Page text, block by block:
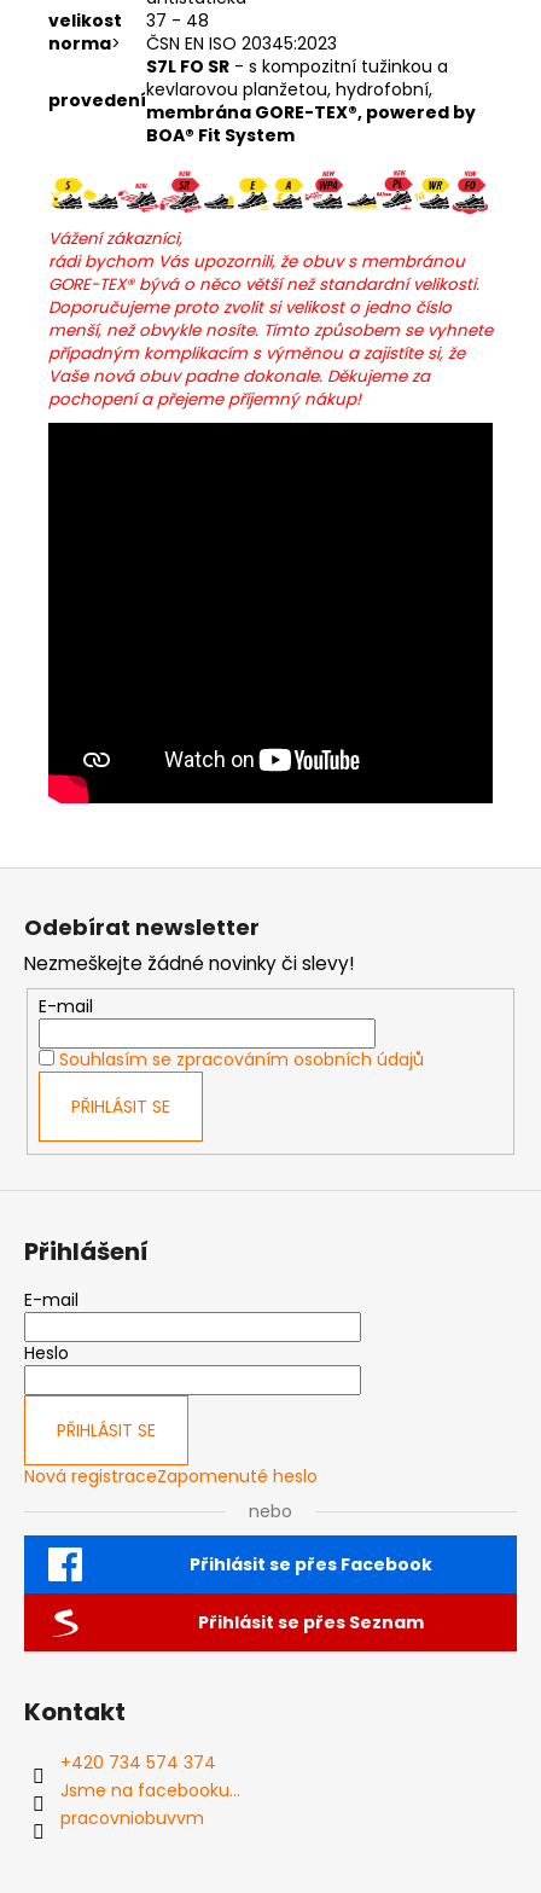
velikost
37 - 48
norma> ČSN EN ISO 20345:2023
provedení
S7L FO SR - s kompozitní tužinkou a
kevlarovou planžetou, hydrofobní,
membrána GORE-TEX®, powered by
BOA® Fit System
Vážení zákazníci,
rádi bychom Vás upozornili, že obuv s membránou
GORE-TEX® bývá o něco větší než standardní velikosti.
Doporučujeme proto zvolit si velikost o jedno číslo
menší, než obvykle nosíte. Tímto způsobem se vyhnete
případným komplikacím s výměnou a zajistíte si, že
Vaše nová obuv padne dokonale. Děkujeme za
pochopení a přejeme příjemný nákup!
Z
Odebírat newsletter
Nezmeškejte žádné novinky či slevy!
E-mail
Souhlasím se zpracováním osobních údajů
PŘIHLÁSIT SE
Přihlášení
E-mail
Heslo
PŘIHLÁSIT SE
Nová registraceZapomenuté heslo
nebo
Přihlásit se přes Facebook
Přihlásit se přes Seznam
Kontakt
+420 734 574 374
Jsme na facebooku...
pracovniobuvvm